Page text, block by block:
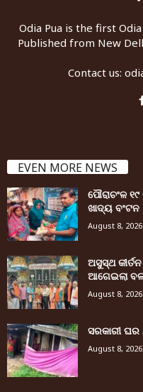
Odia Pua is the first
Published from New
Contact us:
EVEN MORE NEWS
ପୌରାଚଂଳ
ଖାଦ୍ୟ ବଂଟନ
August 8, 2026
ଅସୁସ୍ଥ
ଆଗେଇଲା
August 8, 2026
ସରକାରୀ ଘର
August 8, 2026